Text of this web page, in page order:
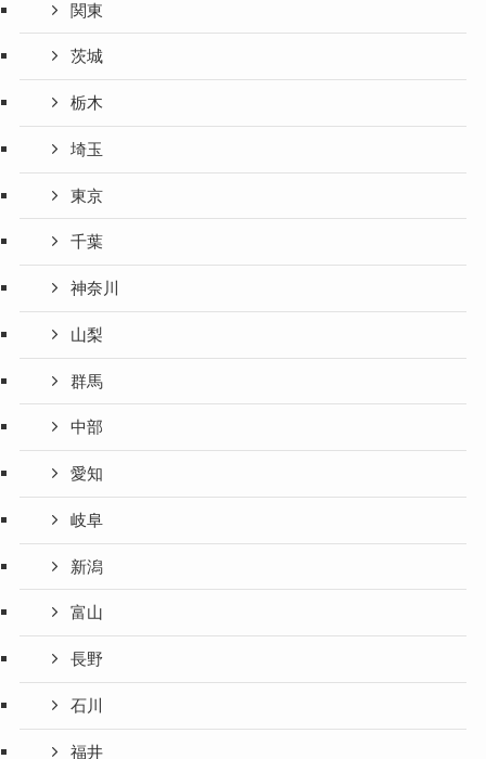
関東
茨城
栃木
埼玉
東京
千葉
神奈川
山梨
群馬
中部
愛知
岐阜
新潟
富山
長野
石川
福井